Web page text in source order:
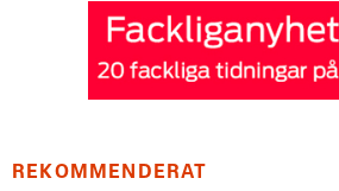
REKOMMENDERAT